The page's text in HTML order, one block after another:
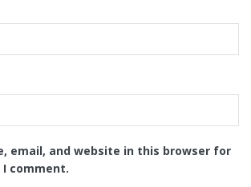
email, and website in this browser for
comment.